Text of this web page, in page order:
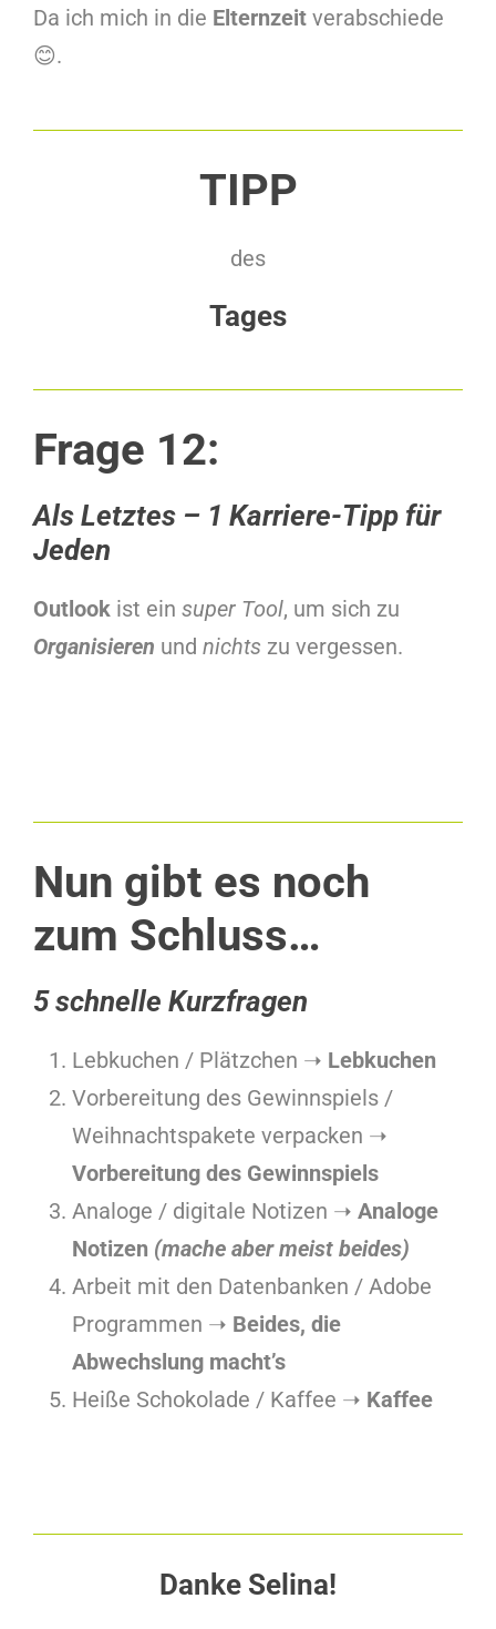
Da ich mich in die Elternzeit verabschiede
😊.
TIPP
des
Tages
Frage 12:
Als Letztes – 1 Karriere-Tipp für
Jeden
Outlook ist ein super Tool, um sich zu
Organisieren und nichts zu vergessen.
Nun gibt es noch
zum Schluss…
5 schnelle Kurzfragen
Lebkuchen / Plätzchen ➝ Lebkuchen
Vorbereitung des Gewinnspiels /
Weihnachtspakete verpacken ➝
Vorbereitung des Gewinnspiels
Analoge / digitale Notizen ➝ Analoge
Notizen (mache aber meist beides)
Arbeit mit den Datenbanken / Adobe
Programmen ➝ Beides, die
Abwechslung macht’s
Heiße Schokolade / Kaffee ➝ Kaffee
Danke Selina!